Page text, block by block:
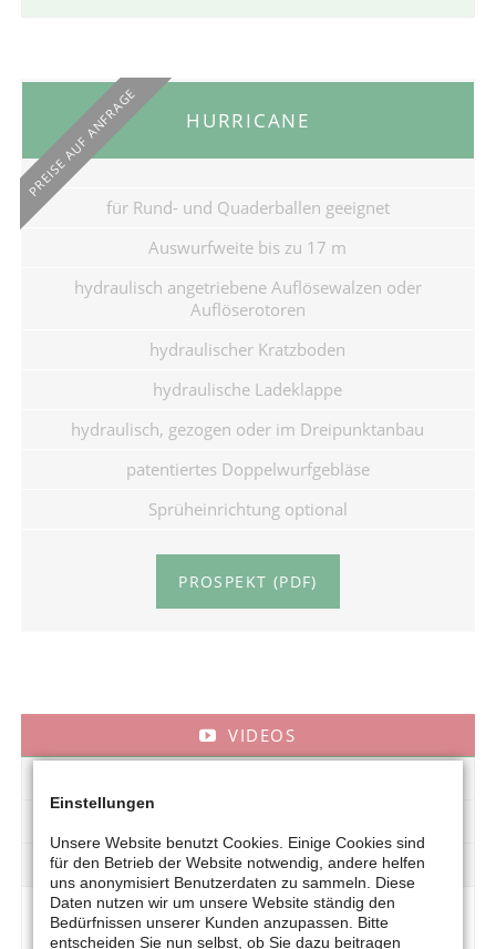
HURRICANE
PREISE AUF ANFRAGE
für Rund- und Quaderballen geeignet
Auswurfweite bis zu 17 m
hydraulisch angetriebene Auflösewalzen oder
Auflöserotoren
hydraulischer Kratzboden
hydraulische Ladeklappe
hydraulisch, gezogen oder im Dreipunktanbau
patentiertes Doppelwurfgebläse
Sprüheinrichtung optional
PROSPEKT (PDF)
VIDEOS
DOWNLOAD
VIDEOS - HURRICANE STROHBLÄSER
Einstellungen
Unsere Website benutzt Cookies. Einige Cookies sind
für den Betrieb der Website notwendig, andere helfen
uns anonymisiert Benutzerdaten zu sammeln. Diese
Daten nutzen wir um unsere Website ständig den
Bedürfnissen unserer Kunden anzupassen. Bitte
entscheiden Sie nun selbst, ob Sie dazu beitragen